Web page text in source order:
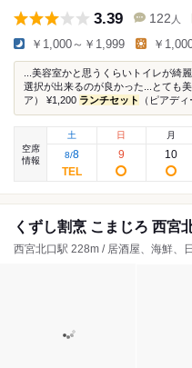
3.39 122 人
￥1,000～￥1,999 ￥
...美容室かと思うくらいトイレが綺
選択が出来るのが良かった...とても
ア） ¥1,200 ランチセット （ピアデ
空席
情報
土
8/8
日
9
月
10
くずし割烹 こまじろ 西宮
西宮北口駅 228m / 居酒屋、海鮮、